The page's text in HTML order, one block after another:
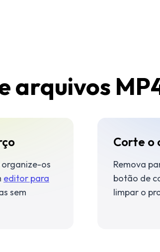
arquivos
os
editor para
sem
Corte o
Remova
botão de
limpar o